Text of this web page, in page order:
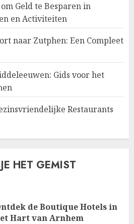
Geld te Besparen in
en Activiteiten
naar Zutphen: Een Compleet
Gids voor het
Restaurants
HET GEMIST
de Boutique Hotels in
Hart van Arnhem